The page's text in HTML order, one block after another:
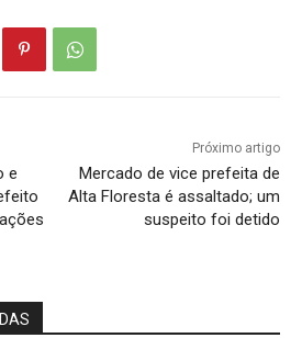
e
Próximo artigo
Mercado de vice prefeita de
Alta Floresta é assaltado; um
suspeito foi detido